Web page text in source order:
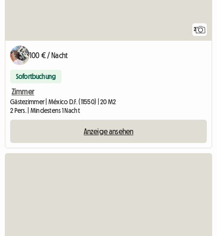
2
100 € / Nacht
Sofortbuchung
Zimmer
Gästezimmer | México D.F. (11550) | 20 M2
2 Pers. | Mindestens 1 Nacht
Anzeige ansehen